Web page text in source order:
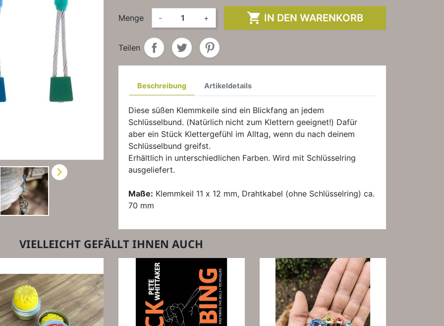

Menge - +  IN DEN WARENKORB
Teilen
Beschreibung Artikeldetails
Diese süßen Klemmkeile sind ein Blickfang an jedem
Schlüsselbund. (Natürlich nicht zum Klettern geeignet!) Dafür
aber ein Stück Klettergefühl im Alltag, wenn du nach deinem
Schlüsselbund greifst.
Erhältlich in unterschiedlichen Farben. Wird mit Schlüsselring
ausgeliefert.
Maße: Klemmkeil 11 x 12 mm, Drahtkabel (ohne Schlüsselring) ca.
70 mm
VIELLEICHT GEFÄLLT IHNEN AUCH